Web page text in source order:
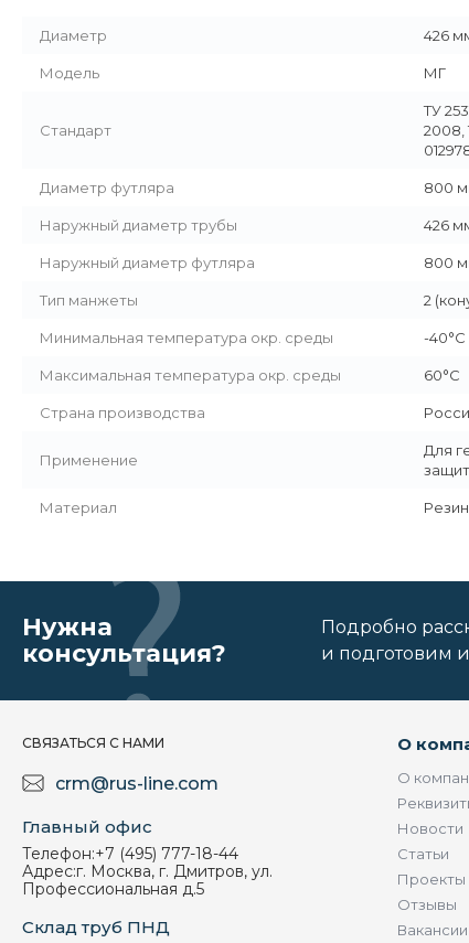
Диаметр 426
Модель МГ
Стандарт
ТУ
2008,
Диаметр футляра 800
Наружный диаметр трубы 426
Наружный диаметр футляра 800
Тип манжеты 2
Минимальная температура окр. среды -40°C
Максимальная температура окр. среды 60°C
Страна производства
Применение
Для
Материал
Нужна
консультация?
Подробно
и подготовим
СВЯЗАТЬСЯ С НАМИ
crm@rus-line.com
Главный офис
Телефон:+7 (495) 777-18-44
Адрес:г. Москва, г. Дмитров, ул.
Профессиональная д.5
Склад труб ПНД
О
О
Новости
Статьи
Проекты
Отзывы
Вакансии